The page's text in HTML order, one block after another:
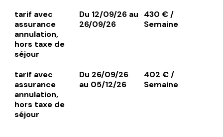
tarif avec
assurance
annulation,
hors taxe de
séjour
Du 12/09/26 au
26/09/26
430 € /
Semaine
tarif avec
assurance
annulation,
hors taxe de
séjour
Du 26/09/26
au 05/12/26
402 € /
Semaine